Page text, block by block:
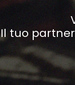
Il tuo